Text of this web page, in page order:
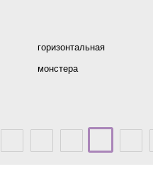
горизонтальная
монстера